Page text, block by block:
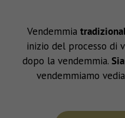
Vendemmia
inizio del processo di
dopo la vendemmia.
vendemmiamo